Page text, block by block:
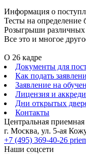
Информация о
Тесты на определение
Розыгрыши различных
Все это и многое
О 26 кадре
Документы для
Как подать
Заявление на
Лицензия и
Дни открытых
Контакты
Центральная приемная
г. Москва, ул. 5-ая
+7 (495) 369-40-26
Наши соцсети